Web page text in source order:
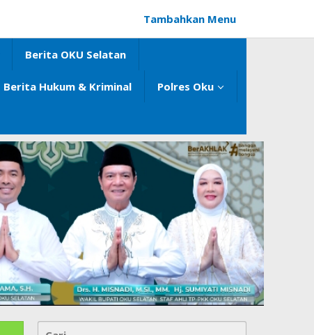
Tambahkan Menu
Berita OKU Selatan
Berita Hukum & Kriminal Polres Oku